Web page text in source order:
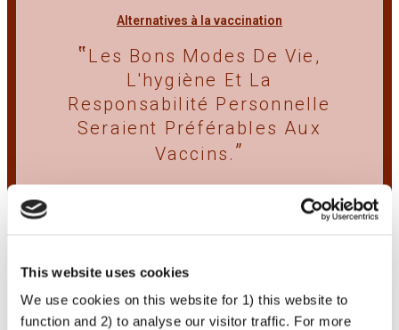
This website uses cookies
We use cookies on this website for 1) this website to
function and 2) to analyse our visitor traffic. For more
Alternatives à la vaccination
Les Bons Modes De Vie,
L'hygiène Et La
Responsabilité Personnelle
Seraient Préférables Aux
Vaccins.